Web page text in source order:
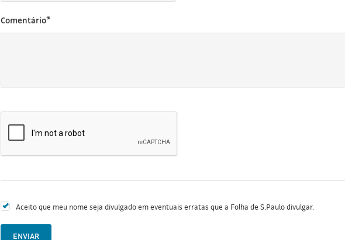
Comentário*
Aceito que meu nome seja divulgado em eventuais erratas que a Folha de S.Paulo divulgar.
ENVIAR